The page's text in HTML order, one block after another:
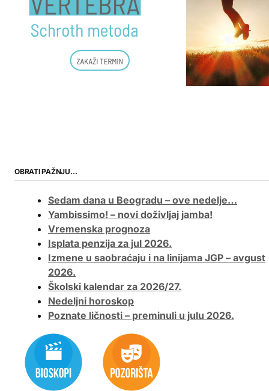
OBRATI PAŽNJU…
Sedam dana u Beogradu – ove nedelje…
Yambissimo! – novi doživljaj jamba!
Vremenska prognoza
Isplata penzija za jul 2026.
Izmene u saobraćaju i na linijama JGP – avgust
2026.
Školski kalendar za 2026/27.
Nedeljni horoskop
Poznate ličnosti – preminuli u julu 2026.